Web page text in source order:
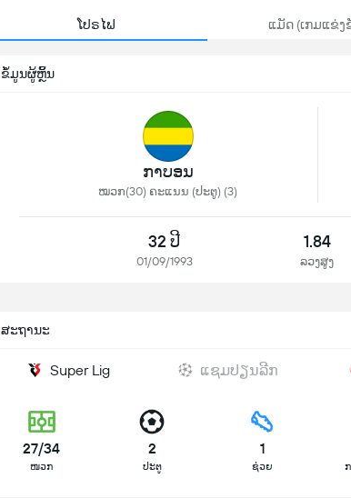
ໂປຣໄຟ ແມັດ (ເກມແຂ່ງ
ຂໍ້ມູນຜູ້ຫຼິ້ນ
ກາບອນ
ໝວກ(30) ຄະແນນ (ປະຕູ) (3)
32 ປີ
01/09/1993
1.84
ລວງສູງ
ສະຖານະ
Super Lig ແຊມປຽນລີກ
27/34
ໜວກ
2
ປະຕູ
1
ຊ່ວຍ